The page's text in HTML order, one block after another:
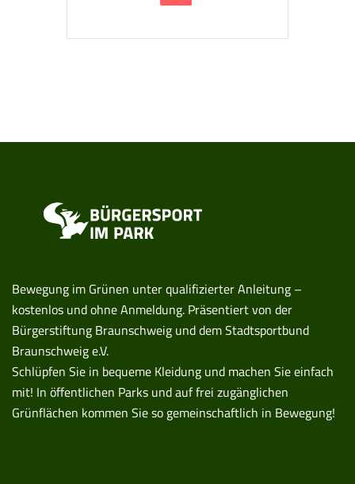
Bewegung im Grünen unter qualifizierter Anleitung –
kostenlos und ohne Anmeldung. Präsentiert von der
Bürgerstiftung Braunschweig und dem Stadtsportbund
Braunschweig e.V.
Schlüpfen Sie in bequeme Kleidung und machen Sie einfach
mit! In öffentlichen Parks und auf frei zugänglichen
Grünflächen kommen Sie so gemeinschaftlich in Bewegung!